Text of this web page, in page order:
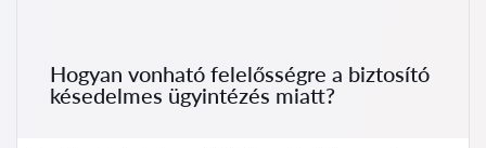
Hogyan vonható felelősségre a biztosító
késedelmes ügyintézés miatt?